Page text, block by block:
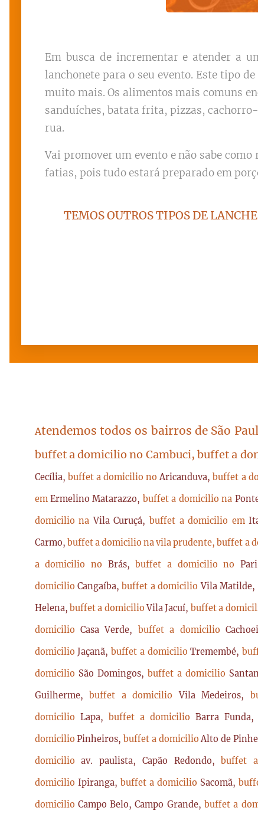
Em busca de incrementar e atender a
lanchonete para o seu evento. Este tipo
muito mais. Os alimentos mais comuns
sanduíches, batata frita, pizzas,
rua.
Vai promover um evento e não sabe
fatias, pois tudo estará preparado em
TEMOS OUTROS TIPOS DE
Atendemos todos os bairros de São
buffet a domicilio no Cambuci, buffet a
Cecília, buffet a domicilio noAricanduva,buffet a
em Ermelino Matarazzo, buffet a domicilio na
domicilio naVila Curuçá, buffet a domicilio em
Carmo, buffet a domicilio na vila prudente,buffet a
a domicilio no Brás,buffet a domicilio no
domicilio Cangaíba,buffet a domicilioVila Matilde,
Helena, buffet a domicilioVila Jacuí, buffet a
domicilio Casa Verde, buffet a domicilio
domicilioJaçanã,buffet a domicilioTremembé,
domicilio São Domingos, buffet a domicilio
Guilherme,buffet a domicilioVila Medeiros,
domicilio Lapa, buffet a domicilio Barra Funda,
domicilioPinheiros,buffet a domicilioAlto de
domicilioav. paulista, Capão Redondo,buffet
domicilio Ipiranga, buffet a domicilio Sacomã,
domicilio Campo Belo, Campo Grande, buffet a